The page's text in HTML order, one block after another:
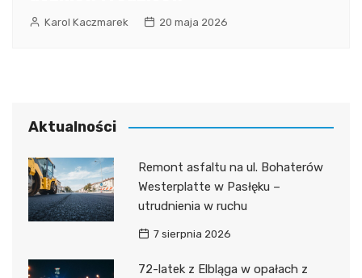
Karol Kaczmarek 20 maja 2026
Aktualności
Remont asfaltu na ul. Bohaterów
Westerplatte w Pasłęku –
utrudnienia w ruchu
7 sierpnia 2026
72-latek z Elbląga w opałach z